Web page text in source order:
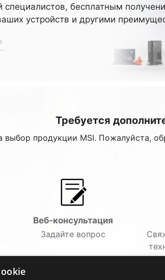
специалистов, бесплатным
устройств и другими
Требуется
выбор продукции MSI. Пожалуйста,
Веб-консультация
Задайте вопрос